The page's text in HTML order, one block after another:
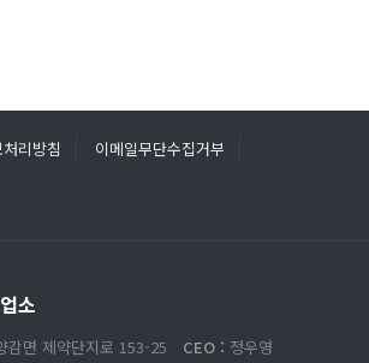
리방침
이메일무단수집거부
소
감면 제약단지로 153-25 CEO : 정우영